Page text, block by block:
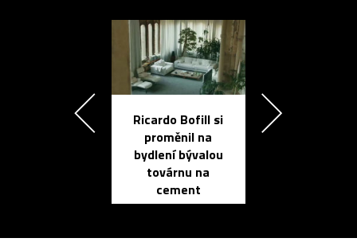
Ricardo Bofill si
proměnil na
bydlení bývalou
továrnu na
cement